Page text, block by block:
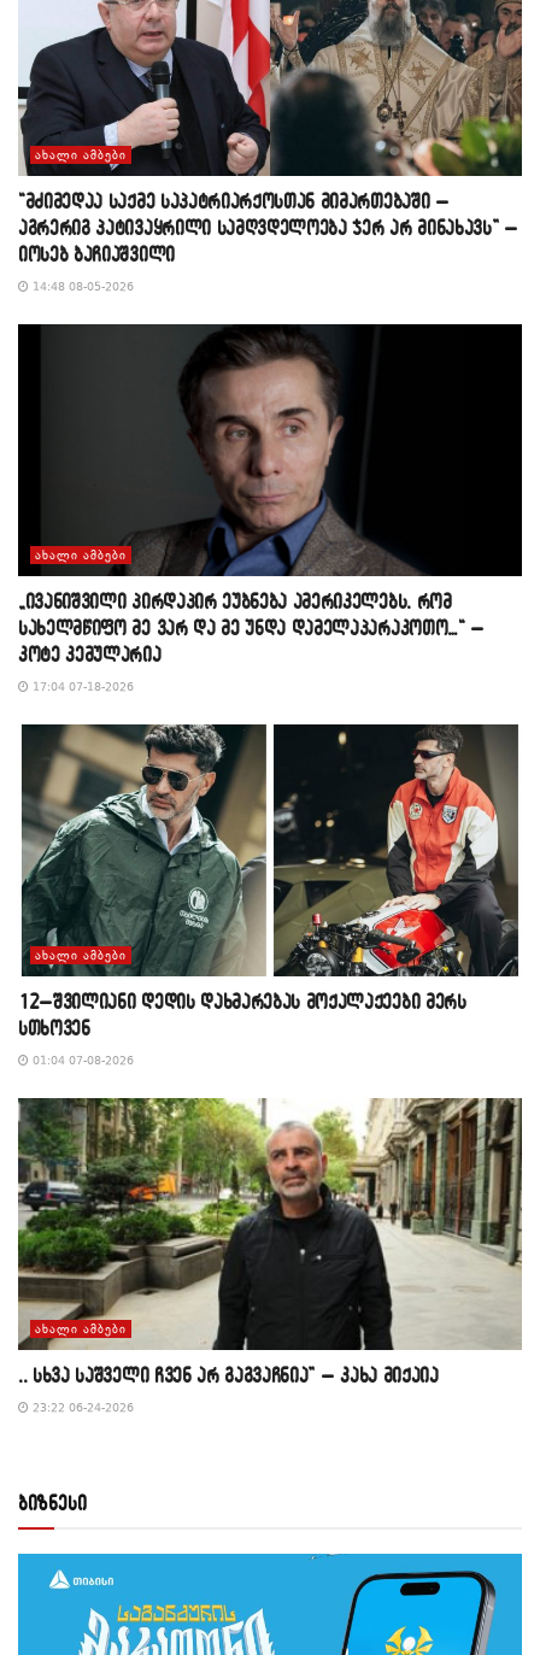
ᲐᲮᲐᲚᲘ ᲐᲛᲑᲔᲑᲘ
“მძიმედაა საქმე საპატრიარქოსთან მიმართებაში –
აგრერიგ პატივაყრილი სამღვდელოება ჯერ არ მინახავს” –
იოსებ ბაჩიაშვილი
14:48 08-05-2026
ᲐᲮᲐᲚᲘ ᲐᲛᲑᲔᲑᲘ
„ივანიშვილი პირდაპირ ეუბნება ამერიკელებს, რომ
სახელმწიფო მე ვარ და მე უნდა დამელაპარაკოთო…“ –
კოტე კემულარია
17:04 07-18-2026
ᲐᲮᲐᲚᲘ ᲐᲛᲑᲔᲑᲘ
12–შვილიანი დედის დახმარებას მოქალაქეები მერს
სთხოვენ
01:04 07-08-2026
ᲐᲮᲐᲚᲘ ᲐᲛᲑᲔᲑᲘ
,, სხვა საშველი ჩვენ არ გაგვაჩნია” – კახა მიქაია
23:22 06-24-2026
ბიზნესი